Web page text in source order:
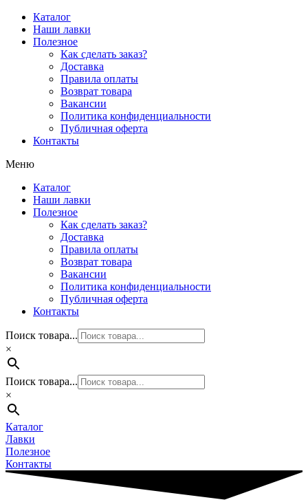
Перейти
содержимому
Каталог
Наши лавки
Полезное
Как сделать заказ?
Доставка
Правила оплаты
Возврат товара
Вакансии
Политика конфиденциальности
Публичная оферта
Контакты
Меню
Каталог
Наши лавки
Полезное
Как сделать заказ?
Доставка
Правила оплаты
Возврат товара
Вакансии
Политика конфиденциальности
Публичная оферта
Контакты
Поиск товара...
×
Поиск товара...
×
Каталог
Лавки
Полезное
Контакты